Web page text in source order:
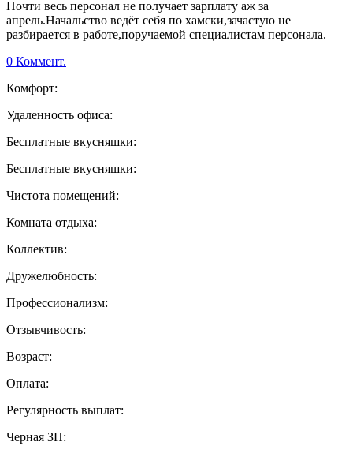
Почти весь персонал не получает зарплату аж за
апрель.Начальство ведёт себя по хамски,зачастую не
разбирается в работе,поручаемой специалистам персонала.
0 Коммент.
Комфорт:
Удаленность офиса:
Бесплатные вкусняшки:
Бесплатные вкусняшки:
Чистота помещений:
Комната отдыха:
Коллектив:
Дружелюбность:
Профессионализм:
Отзывчивость:
Возраст:
Оплата:
Регулярность выплат:
Черная ЗП: